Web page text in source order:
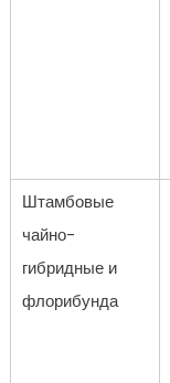
Штамбовые
чайно-
гибридные и
флорибунда